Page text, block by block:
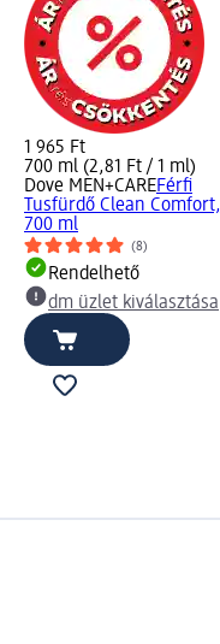
1 965 Ft
700 ml (2,81 Ft / 1 ml)
Dove MEN+CAREFérfi
Tusfürdő Clean Comfort,
700 ml
(8)
Rendelhető
dm üzlet kiválasztása